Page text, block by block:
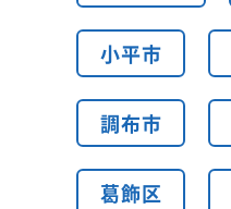
小平市
調布市
葛飾区